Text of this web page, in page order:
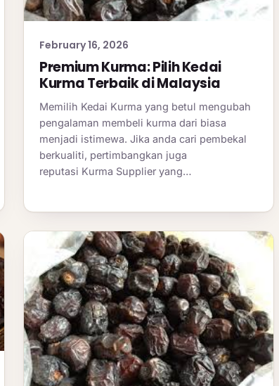
February 16, 2026
Premium Kurma: Pilih Kedai
Kurma Terbaik di Malaysia
Memilih Kedai Kurma yang betul mengubah
pengalaman membeli kurma dari biasa
menjadi istimewa. Jika anda cari pembekal
berkualiti, pertimbangkan juga
reputasi Kurma Supplier yang…